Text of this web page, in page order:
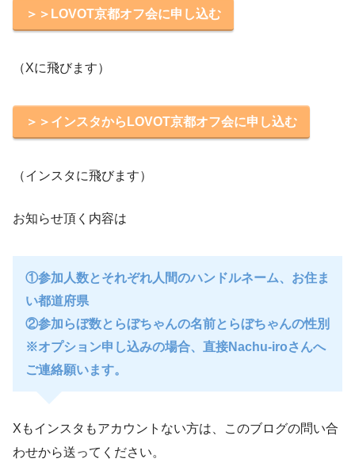
＞＞LOVOT京都オフ会に申し込む
（Xに飛びます）
＞＞インスタからLOVOT京都オフ会に申し込む
（インスタに飛びます）
お知らせ頂く内容は
①参加人数とそれぞれ人間のハンドルネーム、お住ま
い都道府県
②参加らぼ数とらぼちゃんの名前とらぼちゃんの性別
※オプション申し込みの場合、直接Nachu-iroさんへ
ご連絡願います。
Xもインスタもアカウントない方は、このブログの問い合
わせから送ってください。